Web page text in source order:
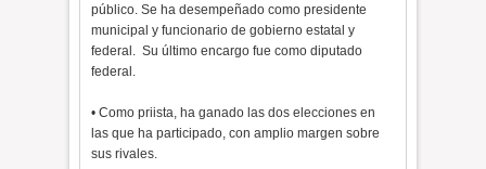
público. Se ha desempeñado como presidente
municipal y funcionario de gobierno estatal y
federal. Su último encargo fue como diputado
federal.
• Como priista, ha ganado las dos elecciones en
las que ha participado, con amplio margen sobre
sus rivales.